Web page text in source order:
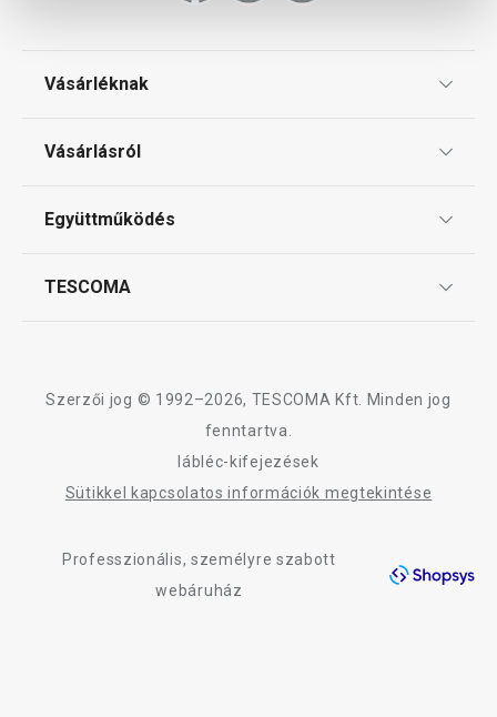
Vásárléknak
Gyakori kérdések
Vásárlásról
Reklamáció és termékvisszaküldés
Együttműködés
TESCOMA
Adatkezelési Tájékoztató
Szerzői jog © 1992–2026, TESCOMA Kft. Minden jog
fenntartva.
lábléc-kifejezések
Sütikkel kapcsolatos információk megtekintése
Professzionális, személyre szabott
webáruház